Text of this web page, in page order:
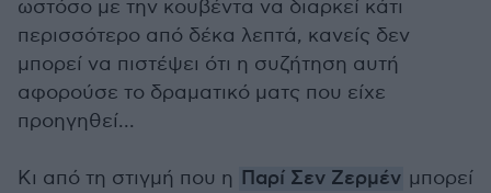
ωστόσο με την κουβέντα να διαρκεί κάτι
περισσότερο από δέκα λεπτά, κανείς δεν
μπορεί να πιστέψει ότι η συζήτηση αυτή
αφορούσε το δραματικό ματς που είχε
προηγηθεί...
Κι από τη στιγμή που η Παρί Σεν Ζερμέν μπορεί